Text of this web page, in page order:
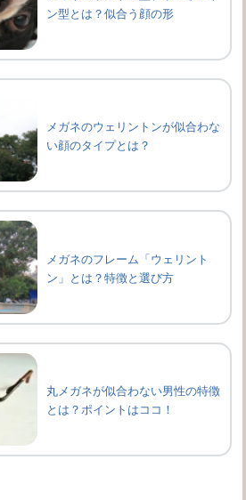
ン型とは？似合う顔の形
メガネのウェリントンが似合わな
い顔のタイプとは？
メガネのフレーム「ウェリント
ン」とは？特徴と選び方
丸メガネが似合わない男性の特徴
とは？ポイントはココ！